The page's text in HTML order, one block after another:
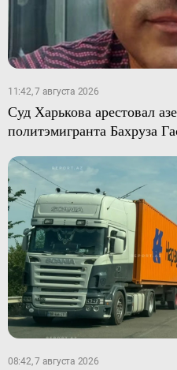
11:42, 7 августа 2026
Суд Харькова арестовал
политэмигранта Бахруза
08:42, 7 августа 2026